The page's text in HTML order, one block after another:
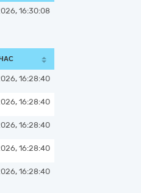
16:30:08
16:28:40
16:28:40
16:28:40
16:28:40
16:28:40